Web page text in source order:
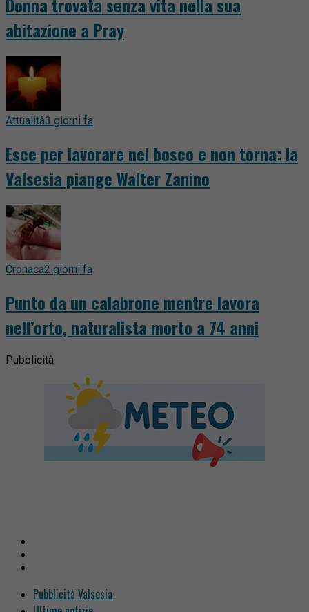
abitazione a Pray
Attualità3 giorni fa
Esce per lavorare nel bosco e non torna: la
Valsesia piange Walter Zanino
Cronaca2 giorni fa
Punto da un calabrone mentre lavora
nell’orto, naturalista morto a 74 anni
Pubblicità
Pubblicità Valsesia